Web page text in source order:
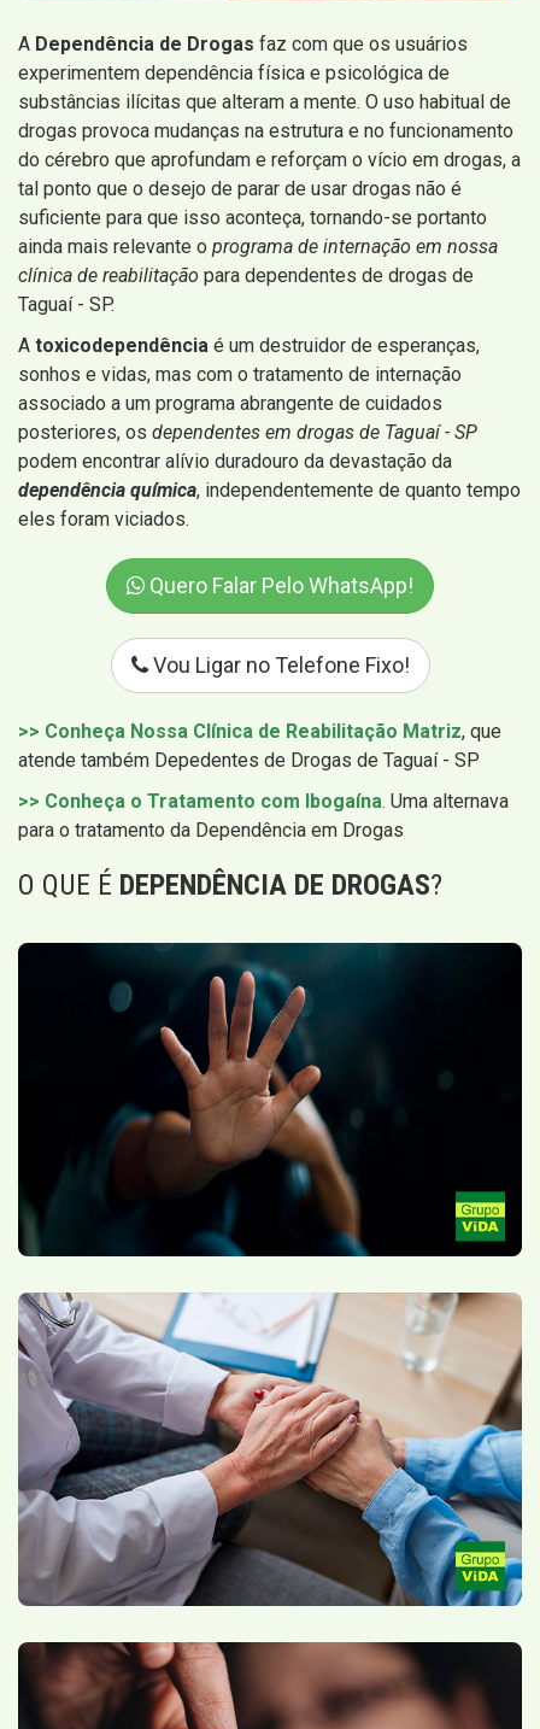
A Dependência de Drogas faz com que os usuários
experimentem dependência física e psicológica de
substâncias ilícitas que alteram a mente. O uso habitual de
drogas provoca mudanças na estrutura e no funcionamento
do cérebro que aprofundam e reforçam o vício em drogas, a
tal ponto que o desejo de parar de usar drogas não é
suficiente para que isso aconteça, tornando-se portanto
ainda mais relevante o programa de internação em nossa
clínica de reabilitação para dependentes de drogas de
Taguaí - SP.
A toxicodependência é um destruidor de esperanças,
sonhos e vidas, mas com o tratamento de internação
associado a um programa abrangente de cuidados
posteriores, os dependentes em drogas de Taguaí - SP
podem encontrar alívio duradouro da devastação da
dependência química, independentemente de quanto tempo
eles foram viciados.
Quero Falar Pelo WhatsApp!
Vou Ligar no Telefone Fixo!
>> Conheça Nossa Clínica de Reabilitação Matriz, que
atende também Depedentes de Drogas de Taguaí - SP
>> Conheça o Tratamento com Ibogaína. Uma alternava
para o tratamento da Dependência em Drogas
O QUE É DEPENDÊNCIA DE DROGAS?